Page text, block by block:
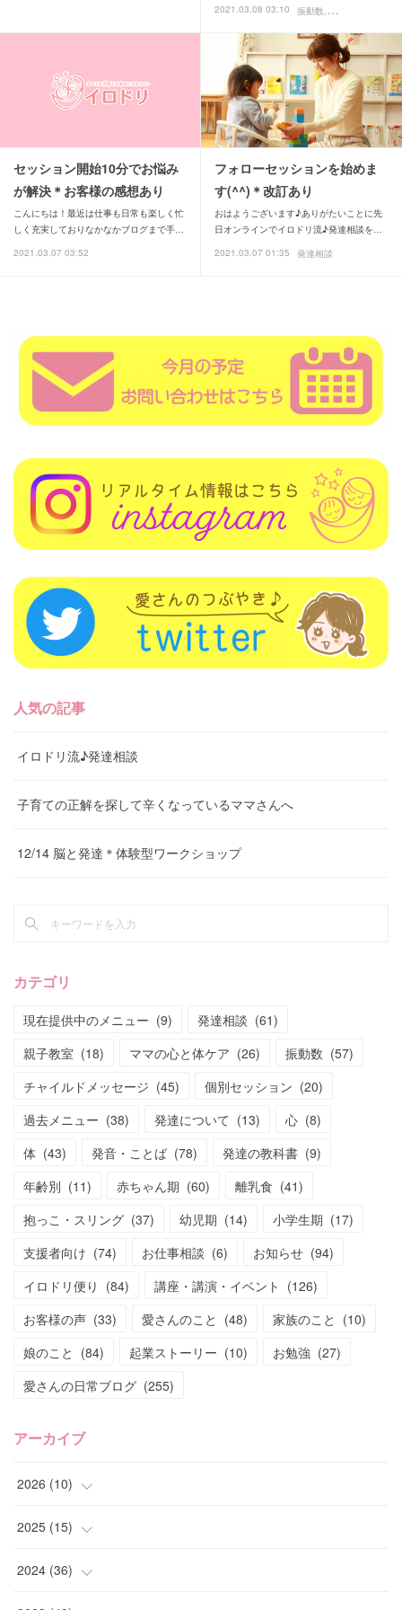
2021.03.08 03:10 振動数 お勉強
セッション開始10分でお悩み
が解決＊お客様の感想あり
こんにちは！最近は仕事も日常も楽しく忙
しく充実しておりなかなかブログまで手…
2021.03.07 03:52
フォローセッションを始めま
す(^^)＊改訂あり
おはようございます♪ありがたいことに先
日オンラインでイロドリ流♪発達相談を…
2021.03.07 01:35
発達相談
人気の記事
イロドリ流♪発達相談
子育ての正解を探して辛くなっているママさんへ
12/14 脳と発達＊体験型ワークショップ
カテゴリ
現在提供中のメニュー (9) 発達相談 (61)
親子教室 (18) ママの心と体ケア (26) 振動数 (57)
チャイルドメッセージ (45) 個別セッション (20)
過去メニュー (38) 発達について (13) 心 (8)
体 (43) 発音・ことば (78) 発達の教科書 (9)
年齢別 (11) 赤ちゃん期 (60) 離乳食 (41)
抱っこ・スリング (37) 幼児期 (14) 小学生期 (17)
支援者向け (74) お仕事相談 (6) お知らせ (94)
イロドリ便り (84) 講座・講演・イベント (126)
お客様の声 (33) 愛さんのこと (48) 家族のこと (10)
娘のこと (84) 起業ストーリー (10) お勉強 (27)
愛さんの日常ブログ (255)
アーカイブ
2026 (10)
(1)
(4)
2025 (15)
(4)
2024 (36)